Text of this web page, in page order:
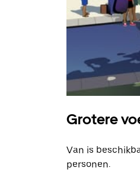
Grotere
Van is
personen.